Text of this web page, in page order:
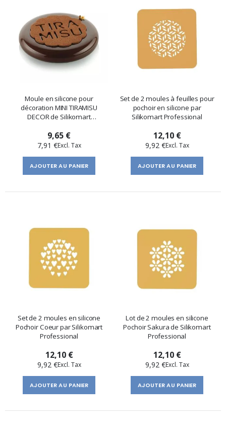
Moule en silicone pour
décoration MINI TIRAMISU
DECOR de Silikomart
9,65 €
7,91 €
AJOUTER AU PANIER
Set de 2 moules à feuilles pour
pochoir en silicone par
Silikomart Professional
12,10 €
9,92 €
AJOUTER AU PANIER
Set de 2 moules en silicone
Pochoir Coeur par Silikomart
Professional
12,10 €
9,92 €
AJOUTER AU PANIER
Lot de 2 moules en silicone
Pochoir Sakura de Silikomart
Professional
12,10 €
9,92 €
AJOUTER AU PANIER